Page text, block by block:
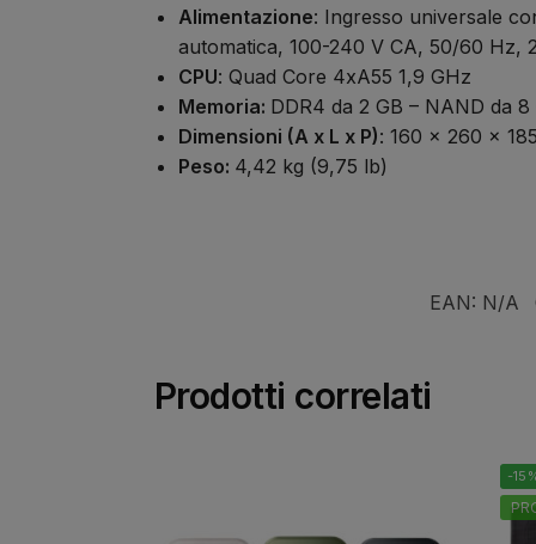
Alimentazione: Ingresso universale
automatica, 100-240 V CA, 50/60 Hz,
CPU: Quad Core 4xA55 1,9 GHz
Memoria: DDR4 da 2 GB – NAND da 8
Dimensioni (A x L x P): 160 x 260 x
Peso: 4,42 kg (9,75 lb)
EAN: N/A
Prodotti correlati
-